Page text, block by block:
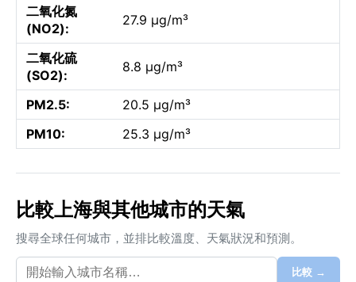
二氧化氮
(NO2):
27.9 µg/m³
二氧化硫
(SO2):
8.8 µg/m³
PM2.5:
20.5 µg/m³
PM10:
25.3 µg/m³
比較上海與其他城市的天氣
搜尋全球任何城市，並排比較溫度、天氣狀況和預測。
比較 →